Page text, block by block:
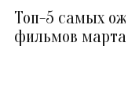
Топ-5 самых
фильмов